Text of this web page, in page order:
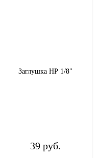
Заглушка НР 1/8"
39 руб.